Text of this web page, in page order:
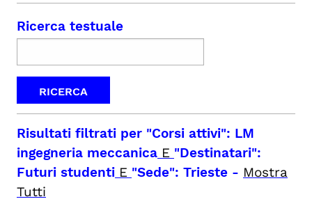
Ricerca testuale
Risultati filtrati per "Corsi attivi": LM
ingegneria meccanica E "Destinatari":
Futuri studenti E "Sede": Trieste - Mostra
Tutti